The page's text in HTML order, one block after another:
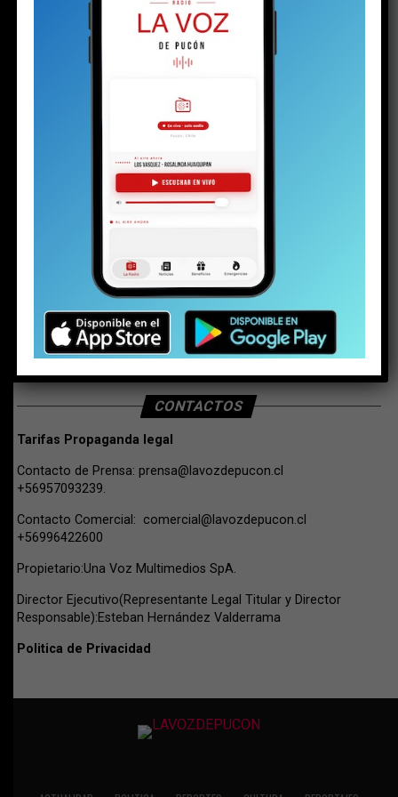
BUSCAR
CONTACTOS
Tarifas Propaganda legal
Contacto de Prensa: prensa@lavozdepucon.cl
+56957093239.
Contacto Comercial: comercial@lavozdepucon.cl
+56996422600
Propietario:Una Voz Multimedios SpA.
Director Ejecutivo(Representante Legal Titular y Director
Responsable):Esteban Hernández Valderrama
Politica de Privacidad